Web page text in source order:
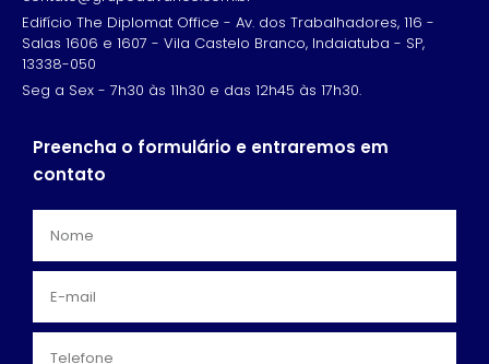
Edifício The Diplomat Office - Av. dos Trabalhadores, 116 -
Salas 1606 e 1607 - Vila Castelo Branco, Indaiatuba - SP,
13338-050
Seg a Sex - 7h30 às 11h30 e das 12h45 às 17h30.
Preencha o formulário e entraremos em
contato